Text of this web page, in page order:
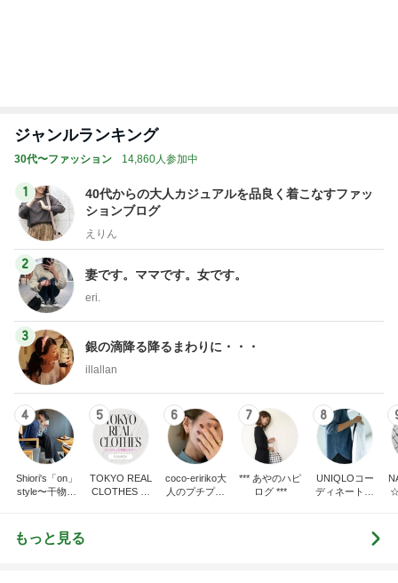
ジャンルランキング
30代〜ファッション 14,860人参加中
1
40代からの大人カジュアルを品良く着こなすファッ
ションブログ
えりん
2
妻です。ママです。女です。
3
銀の滴降る降るまわりに・・・
4
style〜干物女
の成長記〜
5
CLOTHES 大
人世代のリア
6
人のプチプラ
mixコーデ
7
ログ ***
8
ディネート日
記
もっと見る